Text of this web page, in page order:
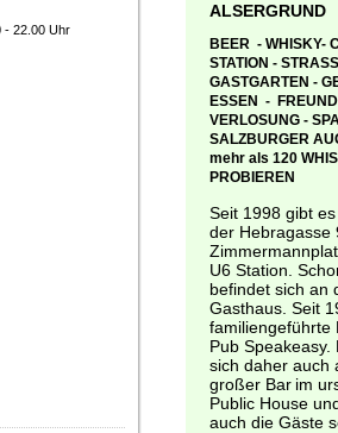
- 22.00 Uhr
ALSERGRUND
BEER - WHISKY-
STATION -
GASTGARTEN -
ESSEN -
VERLOSUNG -
SALZBURGER
mehr als 120
PROBIEREN
Seit 1998 gibt
der Hebragasse
U6 Station.
befindet sich an
Gasthaus. Seit
familiengeführte
Pub
sich daher auch
großer Bar im
Public House
auch die Gäste